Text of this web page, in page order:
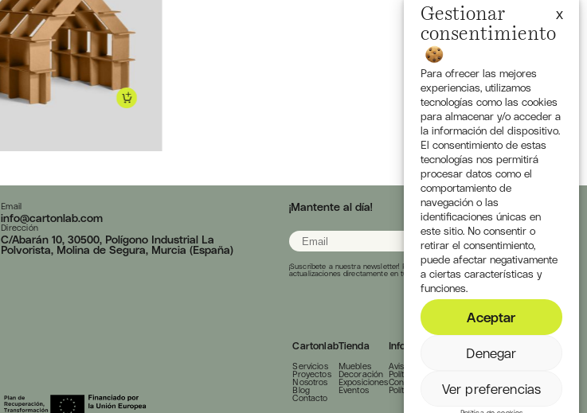
Gestionar
consentimiento
Para ofrecer las mejores
experiencias, utilizamos
tecnologías como las cookies
para almacenar y/o acceder a
la información del dispositivo.
El consentimiento de estas
tecnologías nos permitirá
procesar datos como el
comportamiento de
navegación o las
identificaciones únicas en
este sitio. No consentir o
retirar el consentimiento,
puede afectar negativamente
a ciertas características y
funciones.
Aceptar
Denegar
Ver preferencias
Email
info@cartonlab.com
Dirección
C/Abarán 10, 30500, Polígono Industrial La
Polvorista, Molina de Segura, Murcia (España)
¡Mantente al día!
¡Suscribete a nuestra newsletter! Recibe las últimas noticias y
actualizaciones directamente en tu carpeta de entrada.
Cartonlab
Servicios
Proyectos
Nosotros
Blog
Contacto
Tienda
Muebles
Decoración
Exposiciones
Eventos
Información
Aviso Legal
Política de cookies
Condiciones de Compra
Política de Privacidad
Pinterest